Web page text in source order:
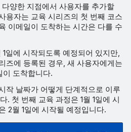
양한 지점에서 사용자를 추가할
용자는 교육 시리즈의 첫 번째 코스
이메일이 도착하는 시간은 다를 수
일에 시작되도록 예정되어 있지만,
즈에 등록된 경우, 새 사용자에게는
이 도착합니다.
작 날짜가 어떻게 단계적으로 이루
. 첫 번째 교육 과정은 1월 1일에 시
2월 1일에 시작될 예정입니다.